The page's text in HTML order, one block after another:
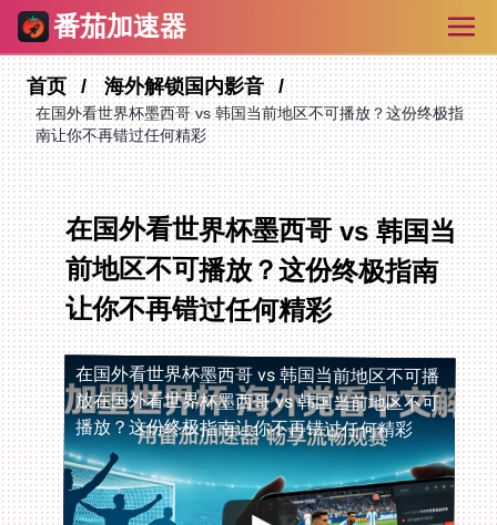
番茄加速器
首页 海外解锁国内影音
在国外看世界杯墨西哥 vs 韩国当前地区不可播放？这份终极指
南让你不再错过任何精彩
在国外看世界杯墨西哥 vs 韩国当
前地区不可播放？这份终极指南
让你不再错过任何精彩
在国外看世界杯墨西哥 vs 韩国当前地区不可播
放在国外看世界杯墨西哥 vs 韩国当前地区不可
播放？这份终极指南让你不再错过任何精彩